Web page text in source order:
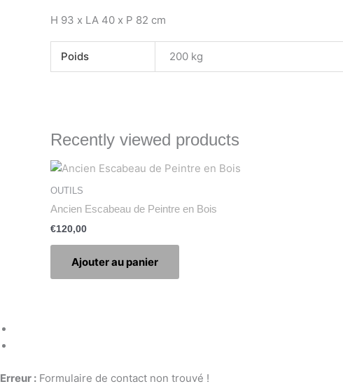
H 93 x LA 40 x P 82 cm
Poids 200 kg
Recently viewed products
OUTILS
Ancien Escabeau de Peintre en Bois
€120,00
Ajouter au panier
Erreur : Formulaire de contact non trouvé !